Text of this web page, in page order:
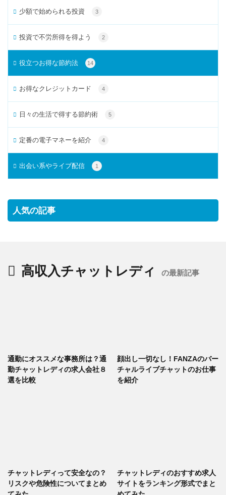
少額で始められる投資 3
投資で不労所得を得よう 2
役立つお得な節約法 14
お得なクレジットカード 4
日々の生活で得する節約術 5
定番の電子マネーを紹介 4
出会い系やライブ配信 1
人気の記事
高収入チャットレディ の最新記事
通勤にオススメな事務所は？通
勤チャットレディの求人会社８
選を比較
顔出し一切なし！FANZAのバー
チャルライブチャットのお仕事
を紹介
チャットレディって安全なの？
リスクや危険性についてまとめ
チャットレディのおすすめ求人
サイトをランキング形式でまと